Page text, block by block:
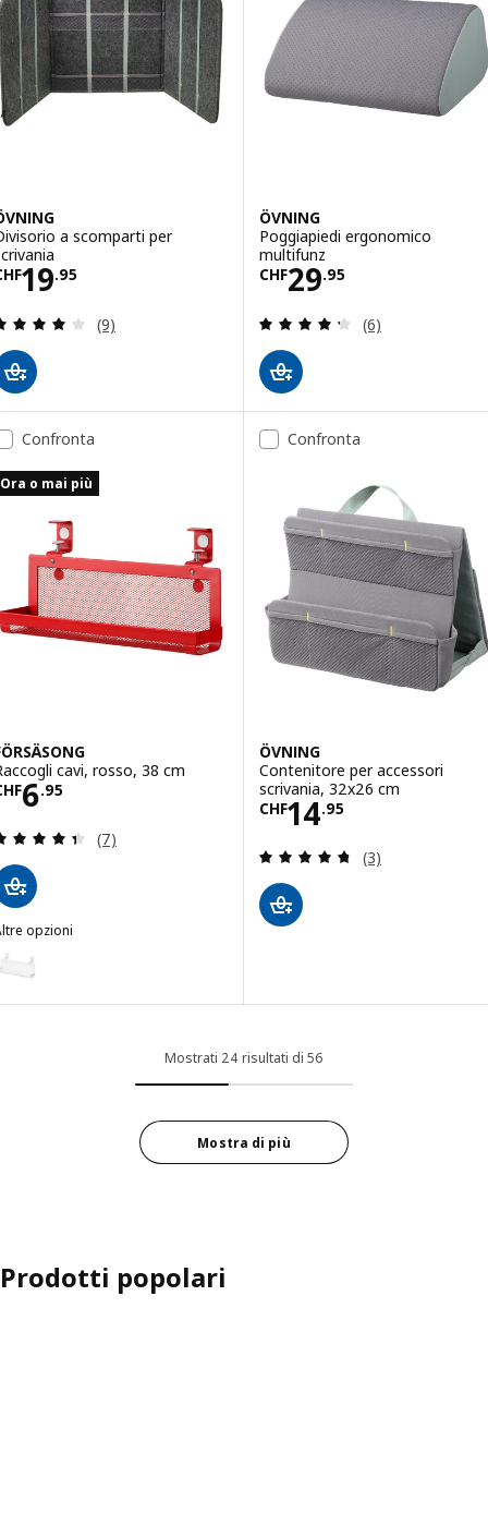
a scomparti per
19.95 CHF 19.95
Recensione: 4.1 fuori da 5 stelle. Totale
(9)
ÖVNING
Poggiapiedi ergonomico
multifunz
CHF29.95
Prezzo CHF
Recensione:
(6)
Confronta
Ora o mai più
cavi, rosso, 38 cm
6.95 CHF 6.95
Recensione: 4.4 fuori da 5 stelle. Totale
(7)
opzioni
FÖRSÄSONG, Raccogli cavi, bianco, 38 cm
Confronta
ÖVNING
Contenitore per accessori
scrivania, 32x26 cm
CHF14.95
Prezzo CHF
Recensione:
(3)
Mostrati 24 risultati di 56
Mostra di più
Prodotti popolari